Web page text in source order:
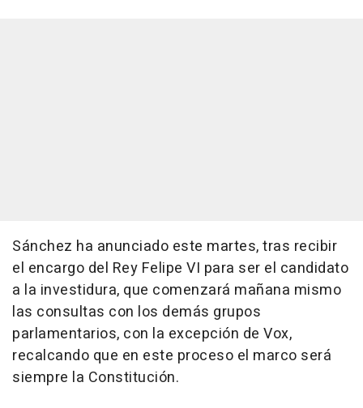
Sánchez ha anunciado este martes, tras recibir
el encargo del Rey Felipe VI para ser el candidato
a la investidura, que comenzará mañana mismo
las consultas con los demás grupos
parlamentarios, con la excepción de Vox,
recalcando que en este proceso el marco será
siempre la Constitución.